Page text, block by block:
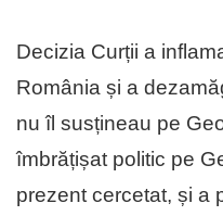
Decizia Curții a
România și a
nu îl susțineau pe
îmbrățișat politic pe
prezent cercetat, și a